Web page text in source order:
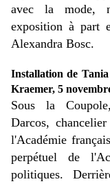
avec la mode,
exposition à part
Alexandra Bosc.
Installation de
Kraemer, 5
Sous la
Darcos,
l'Académie
perpétuel de
politiques.